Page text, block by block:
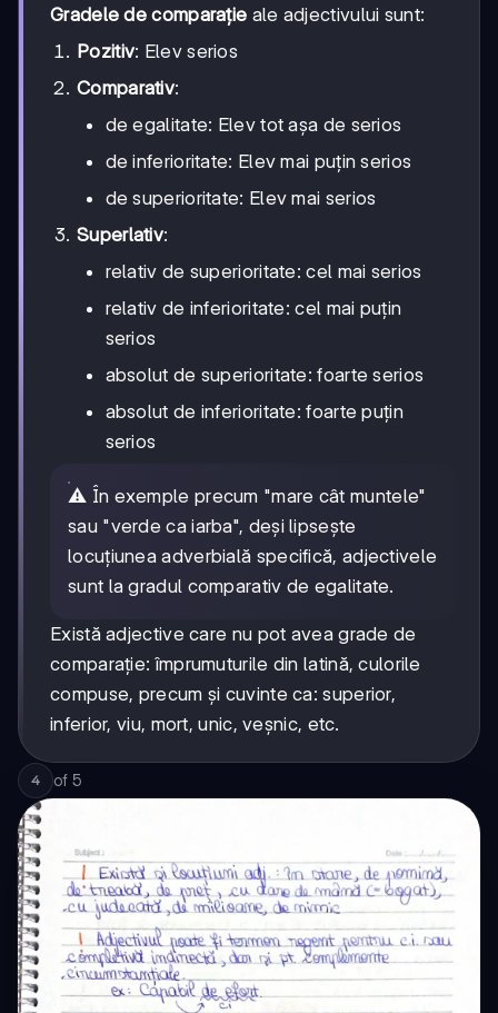
Gradele de comparație ale adjectivului sunt:
Pozitiv: Elev serios
Comparativ:
de egalitate: Elev tot așa de serios
de inferioritate: Elev mai puțin serios
de superioritate: Elev mai serios
Superlativ:
relativ de superioritate: cel mai serios
relativ de inferioritate: cel mai puțin
serios
absolut de superioritate: foarte serios
absolut de inferioritate: foarte puțin
serios
⚠️ În exemple precum "mare cât muntele"
sau "verde ca iarba", deși lipsește
locuțiunea adverbială specifică, adjectivele
sunt la gradul comparativ de egalitate.
Există adjective care nu pot avea grade de
comparație: împrumuturile din latină, culorile
compuse, precum și cuvinte ca: superior,
inferior, viu, mort, unic, veșnic, etc.
4 of 5